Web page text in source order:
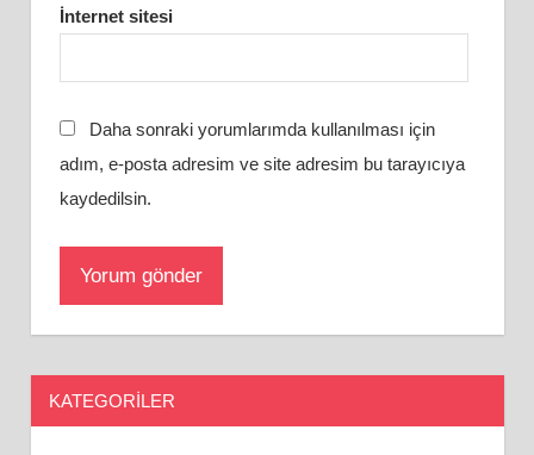
İnternet sitesi
Daha sonraki yorumlarımda kullanılması için
adım, e-posta adresim ve site adresim bu tarayıcıya
kaydedilsin.
KATEGORILER